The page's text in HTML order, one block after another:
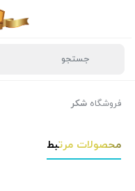
فروشگاه شکر
محصولات مرتبط